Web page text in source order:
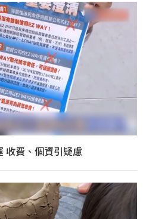
收費、個資引疑慮